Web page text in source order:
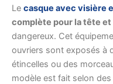
Le casque avec visière
complète pour la tête et
dangereux. Cet
ouvriers sont exposés à
étincelles ou des
modèle est fait selon des